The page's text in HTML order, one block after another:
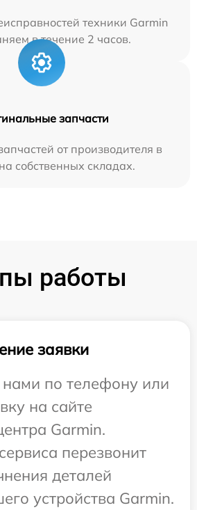
техники Garmin
в течение 2 часов.
запчасти
от производителя в
собственных складах.
работы
заявки
по телефону или
на сайте
Garmin.
перезвонит
деталей
устройства Garmin.